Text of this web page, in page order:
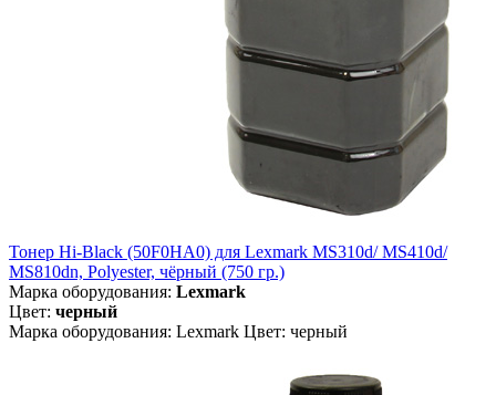
Тонер Hi-Black (50F0HA0) для Lexmark MS310d/ MS410d/
MS810dn, Polyester, чёрный (750 гр.)
Марка оборудования: Lexmark
Цвет: черный
Марка оборудования: Lexmark Цвет: черный